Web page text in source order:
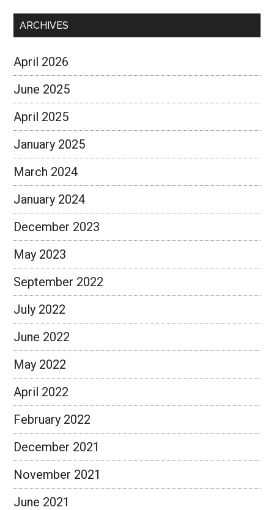
ARCHIVES
April 2026
June 2025
April 2025
January 2025
March 2024
January 2024
December 2023
May 2023
September 2022
July 2022
June 2022
May 2022
April 2022
February 2022
December 2021
November 2021
June 2021